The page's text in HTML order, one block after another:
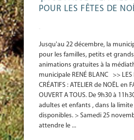
POUR LES FÊTES DE
-
Jusqu'au 22 décembre, la
pour les familles, petits et
animations gratuites à la
municipale RENÉ BLANC >> LES
CRÉATIFS : ATELIER de NOËL en
OUVERT A TOUS. De 9h30 à
adultes et enfants , dans la limite
disponibles. > Samedi 25
attendre le ...